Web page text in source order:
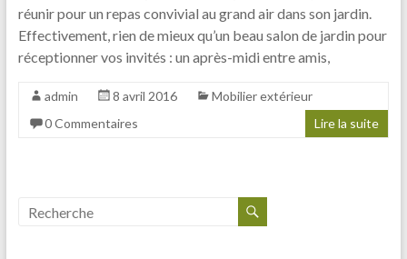
réunir pour un repas convivial au grand air dans son jardin.
Effectivement, rien de mieux qu’un beau salon de jardin pour
réceptionner vos invités : un après-midi entre amis,
admin 8 avril 2016
Mobilier extérieur
0 Commentaires
Lire la suite